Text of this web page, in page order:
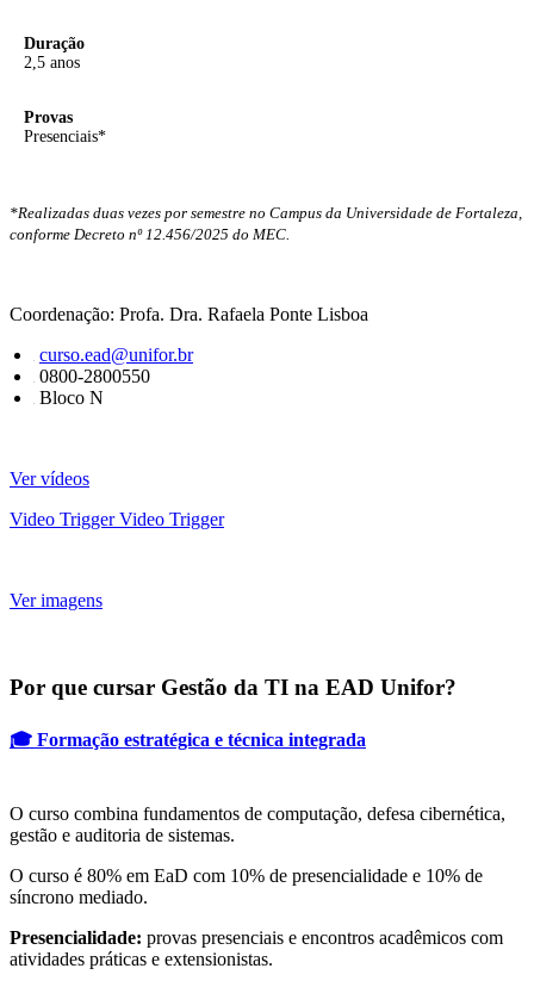
Duração
2,5 anos
Provas
Presenciais*
*Realizadas duas vezes por semestre no Campus da Universidade de Fortaleza,
conforme Decreto nº 12.456/2025 do MEC.
Coordenação: Profa. Dra. Rafaela Ponte Lisboa
curso.ead@unifor.br
0800-2800550
Bloco N
Ver vídeos
Video TriggerVideo Trigger
Ver imagens
Por que cursar Gestão da TI na EAD Unifor?
🎓 Formação estratégica e técnica integrada
O curso combina fundamentos de computação, defesa cibernética,
gestão e auditoria de sistemas.
O curso é 80% em EaD com 10% de presencialidade e 10% de
síncrono mediado.
Presencialidade: provas presenciais e encontros acadêmicos com
atividades práticas e extensionistas.